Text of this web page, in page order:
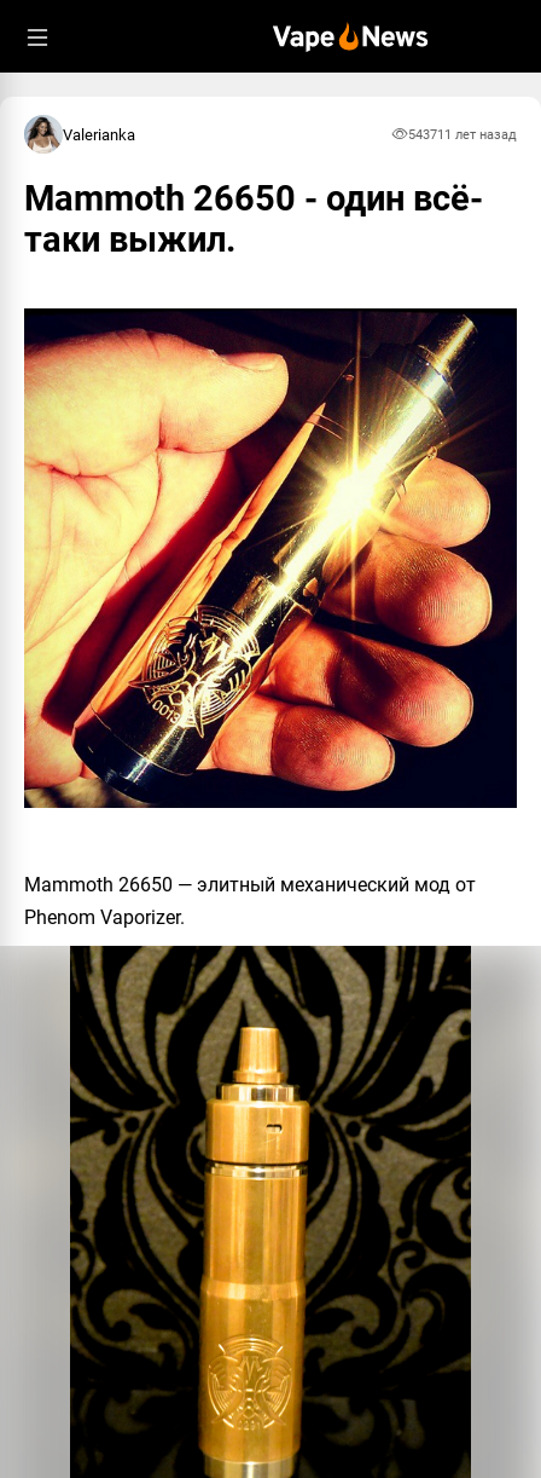
Valerianka 543711 лет назад
Mammoth 26650 - один всё-
таки выжил.
Mammoth 26650 — элитный механический мод от
Phenom Vaporizer.